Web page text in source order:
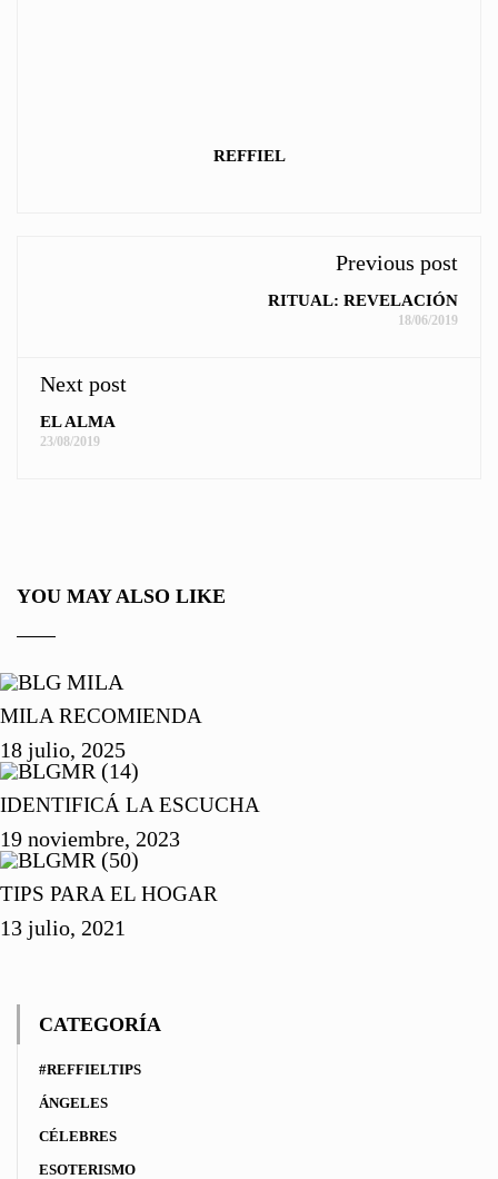
REFFIEL
Previous post
RITUAL: REVELACIÓN
18/06/2019
Next post
EL ALMA
23/08/2019
YOU MAY ALSO LIKE
MILA RECOMIENDA
18 julio, 2025
IDENTIFICÁ LA ESCUCHA
19 noviembre, 2023
TIPS PARA EL HOGAR
13 julio, 2021
CATEGORÍA
#REFFIELTIPS
ÁNGELES
CÉLEBRES
ESOTERISMO